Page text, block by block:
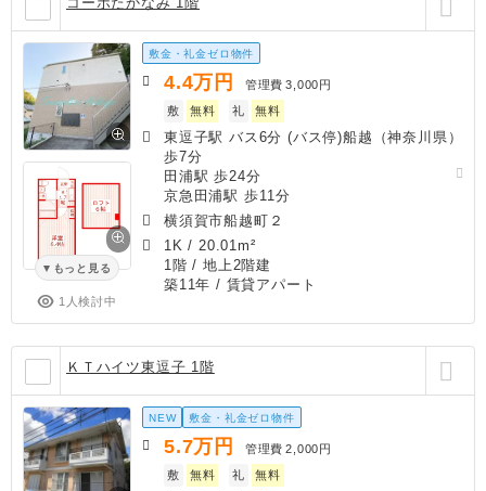
もっと見る
1人検討中
敷金・礼金ゼロ物件
4.4万円 管理費 3,000円
敷
無料 礼 無料
東逗子駅 バス6分 (バス停)船越（神奈川県）
歩7分
田浦駅 歩24分
京急田浦駅 歩11分
横須賀市船越町２
1K / 20.01m²
1階 / 地上2階建
築11年 / 賃貸アパート
ＫＴハイツ東逗子 1階
NEW 敷金・礼金ゼロ物件
5.7万円 管理費 2,000円
敷
無料 礼 無料